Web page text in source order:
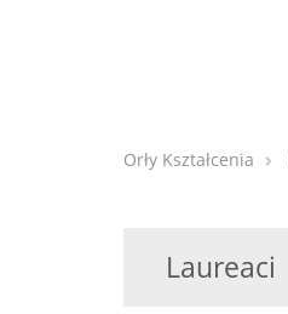
Orły Kształcenia
Laureaci